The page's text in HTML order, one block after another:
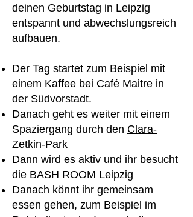
deinen Geburtstag in Leipzig
entspannt und abwechslungsreich
aufbauen.
Der Tag startet zum Beispiel mit
einem Kaffee bei Café Maitre in
der Südvorstadt.
Danach geht es weiter mit einem
Spaziergang durch den Clara-
Zetkin-Park
Dann wird es aktiv und ihr besucht
die BASH ROOM Leipzig
Danach könnt ihr gemeinsam
essen gehen, zum Beispiel im